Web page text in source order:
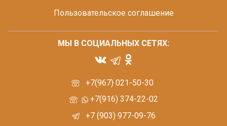
Пользовательское соглашение
+7(967) 021-50-30
+7(916) 374-22-02
+7 (903) 977-09-76
МЫ В СОЦИАЛЬНЫХ СЕТЯХ: